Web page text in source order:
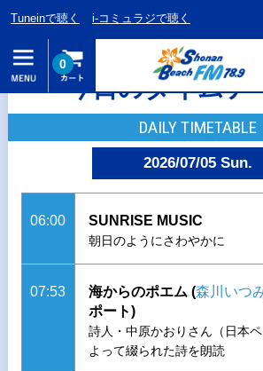
Tuneinで聴く i-コミュラジで聴く
0
今日のタイムテ
DAILY TIMETABLE
2026/07/05 Sun.
06:00 SUNRISE MUSIC
朝日のようにさわやかに
07:53 海からのポエム (森川いつ
ポート)
詩人・中原かおりさん（日本
よって綴られた詩を朗読